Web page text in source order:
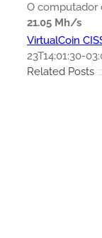
O computador
21.05 Mh/s
VirtualCoin
23T14:01:30-
Related Posts